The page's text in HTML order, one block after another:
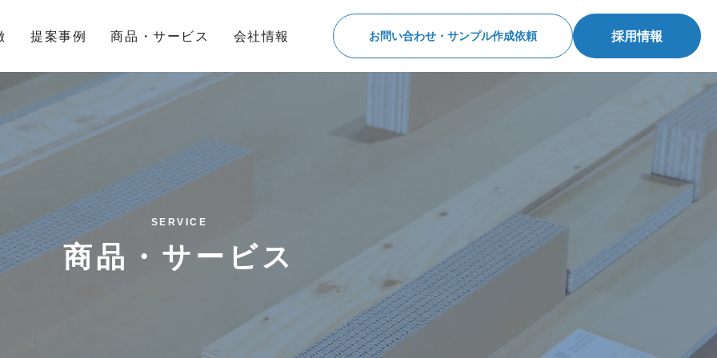
提案事例 商品・サービス 会社情報 お問い合わせ・サンプル作成依頼 採用情報
SERVICE
商品・サービス